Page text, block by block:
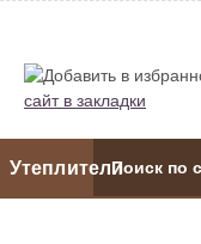
сайт в закладки
Утеплители